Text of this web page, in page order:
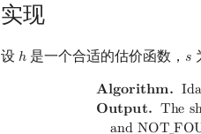
实现
设 ℎ
h 是一个合适的估价函数， 𝑠
s
𝐀𝐥𝐠𝐨𝐫𝐢𝐭𝐡𝐦. Ida
𝐎𝐮𝐭𝐩𝐮𝐭. The s
IdaStar():Output.